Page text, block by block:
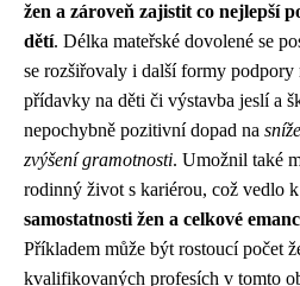
žen a zároveň zajistit co nejlepší
dětí. Délka mateřské dovolené se
se rozšiřovaly i další formy
přídavky na děti či výstavba jeslí a
nepochybně pozitivní dopad na
zvýšení gramotnosti. Umožnil také
rodinný život s kariérou, což vedlo k
samostatnosti žen a celkové
Příkladem může být rostoucí počet
kvalifikovaných profesích v tomto